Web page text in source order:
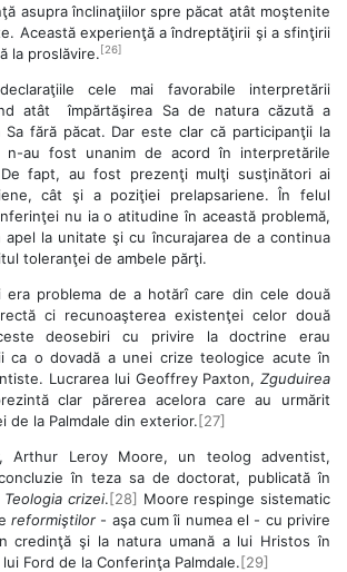
asupra înclinaţiilor spre păcat atât moştenite
Această experienţă a îndreptăţirii şi a sfinţirii
la proslăvire. [26]
cele mai favorabile interpretării
atât împărtăşirea Sa de natura căzută a
fără păcat. Dar este clar că participanţii la
n-au fost unanim de acord în interpretările
fapt, au fost prezenţi mulţi susţinători ai
cât şi a poziţiei prelapsariene. În felul
nu ia o atitudine în această problemă,
la unitate şi cu încurajarea de a continua
toleranţei de ambele părţi.
era problema de a hotărî care din cele două
ci recunoaşterea existenţei celor două
deosebiri cu privire la doctrine erau
ca o dovadă a unei crize teologice acute în
Lucrarea lui Geoffrey Paxton, Zguduirea
clar părerea acelora care au urmărit
de la Palmdale din exterior.[27]
Arthur Leroy Moore, un teolog adventist,
în teza sa de doctorat, publicată în
Teologia crizei.[28] Moore respinge sistematic
reformiştilor - aşa cum îi numea el - cu privire
credinţă şi la natura umană a lui Hristos în
Ford de la Conferinţa Palmdale.[29]